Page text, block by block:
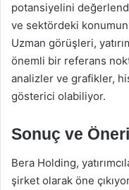
potansiyelini
ve sektördeki
Uzman görüşleri,
önemli bir referans
analizler ve grafikler,
gösterici olabiliyor.
Sonuç ve
Bera Holding,
şirket olarak öne